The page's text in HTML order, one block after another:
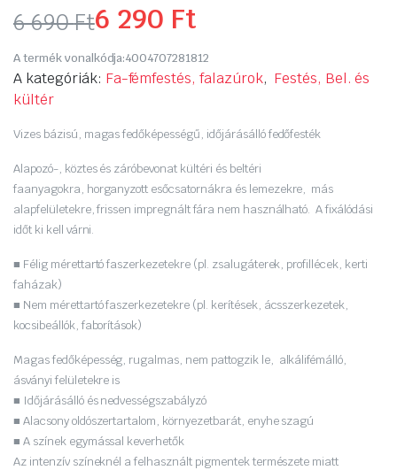
6 690Ft
Original
price
was:
6
690 Ft.
6 290 Ft
Current
price
is:
6
290 Ft.
A termék vonalkódja:4004707281812
A kategóriák: Fa-fémfestés, falazúrok, Festés, Bel. és
kültér
Vizes bázisú, magas fedőképességű, időjárásálló fedőfesték
Alapozó-, köztes és záróbevonat kültéri és beltéri
faanyagokra, horganyzott esőcsatornákra és lemezekre, más
alapfelületekre, frissen impregnált fára nem használható. A fixálódási
időt ki kell várni.
■ Félig mérettartó faszerkezetekre (pl. zsalugáterek, profillécek, kerti
faházak)
■ Nem mérettartó faszerkezetekre (pl. kerítések, ácsszerkezetek,
kocsibeállók, faborítások)
Magas fedőképesség, rugalmas, nem pattogzik le, alkálifémálló,
ásványi felületekre is
■ Időjárásálló és nedvességszabályzó
■ Alacsony oldószertartalom, környezetbarát, enyhe szagú
■ A színek egymással keverhetők
Az intenzív színeknél a felhasznált pigmentek természete miatt